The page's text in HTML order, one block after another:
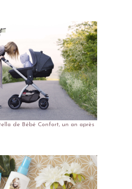
de Bébé Confort, un an après